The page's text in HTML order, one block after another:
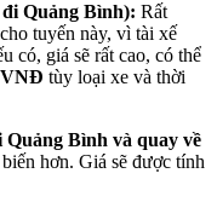
Quảng Bình): Rất
tuyến này, vì tài xế
có, giá sẽ rất cao, có thể
VNĐ tùy loại xe và thời
Bình và quay về
hơn. Giá sẽ được tính